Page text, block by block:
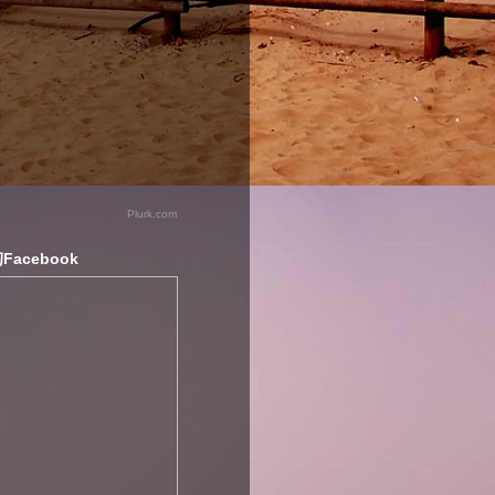
Plurk.com
Facebook